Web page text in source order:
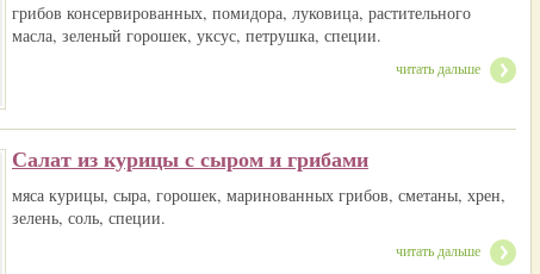
грибов консервированных, помидора, луковица, растительного
масла, зеленый горошек, уксус, петрушка, специи.
читать дальше
Салат из курицы с сыром и грибами
мяса курицы, сыра, горошек, маринованных грибов, сметаны, хрен,
зелень, соль, специи.
читать дальше